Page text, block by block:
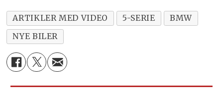
ARTIKLER MED VIDEO 5-SERIE
BMW
NYE BILER